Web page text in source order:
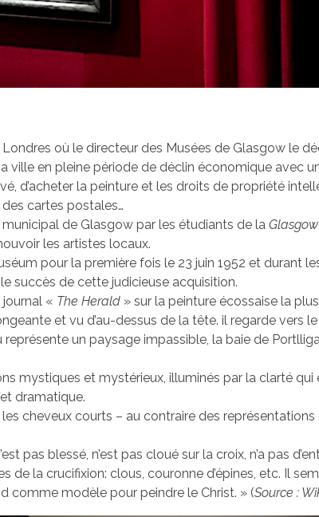
où le directeur des Musées de Glasgow le
ville en pleine période de déclin économique avec
d’acheter la peinture et les droits de propriété
cartes postales…
de Glasgow par les étudiants de la
les artistes locaux.
pour la première fois le 23 juin 1952 et durant
succès de cette judicieuse acquisition.
« The Herald » sur la peinture écossaise la
et vu d’au-dessus de la tête. il regarde vers
un paysage impassible, la baie de
mystiques et mystérieux, illuminés par la clarté qui
dramatique.
cheveux courts – au contraire des représentations
pas blessé, n’est pas cloué sur la croix, n’a pas
la crucifixion: clous, couronne d’épines, etc. Il
comme modèle pour peindre le Christ. » (Source :